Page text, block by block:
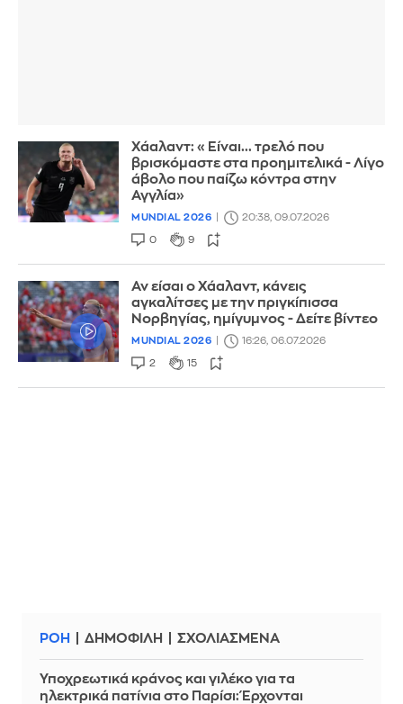
Χάαλαντ: «Είναι... τρελό που
βρισκόμαστε στα προημιτελικά - Λίγο
άβολο που παίζω κόντρα στην
Αγγλία»
MUNDIAL 2026 20:38, 09.07.2026
0 9
Αν είσαι ο Χάαλαντ, κάνεις
αγκαλίτσες με την πριγκίπισσα
Νορβηγίας, ημίγυμνος - Δείτε βίντεο
MUNDIAL 2026 16:26, 06.07.2026
2 15
ΡΟΗ ΔΗΜΟΦΙΛΗ ΣΧΟΛΙΑΣΜΕΝΑ
Υποχρεωτικά κράνος και γιλέκο για τα
ηλεκτρικά πατίνια στο Παρίσι: Έρχονται